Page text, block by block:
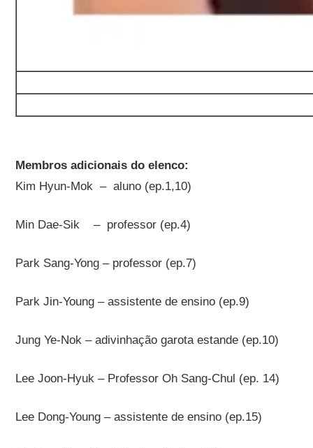
Membros adicionais do elenco:
Kim Hyun-Mok – aluno (ep.1,10)
Min Dae-Sik – professor (ep.4)
Park Sang-Yong – professor (ep.7)
Park Jin-Young – assistente de ensino (ep.9)
Jung Ye-Nok – adivinhação garota estande (ep.10)
Lee Joon-Hyuk – Professor Oh Sang-Chul (ep. 14)
Lee Dong-Young – assistente de ensino (ep.15)